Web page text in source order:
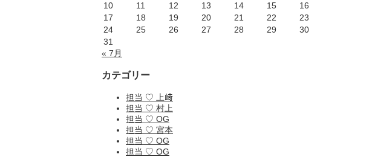
10
11 12 13 14 15
16
17
18 19 20 21 22
23
24
25 26 27 28 29
30
31
« 7月
カテゴリー
担当 ♡ 上﨑
担当 ♡ 村上
担当 ♡ OG
担当 ♡ 宮本
担当 ♡ OG
担当 ♡ OG